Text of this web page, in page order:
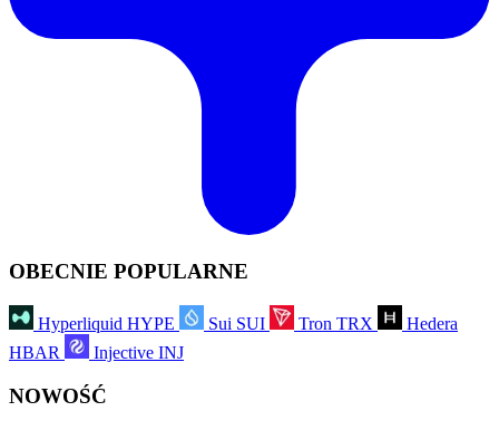
OBECNIE POPULARNE
Hyperliquid HYPE Sui SUI Tron TRX
Hedera
HBAR
Injective INJ
NOWOŚĆ